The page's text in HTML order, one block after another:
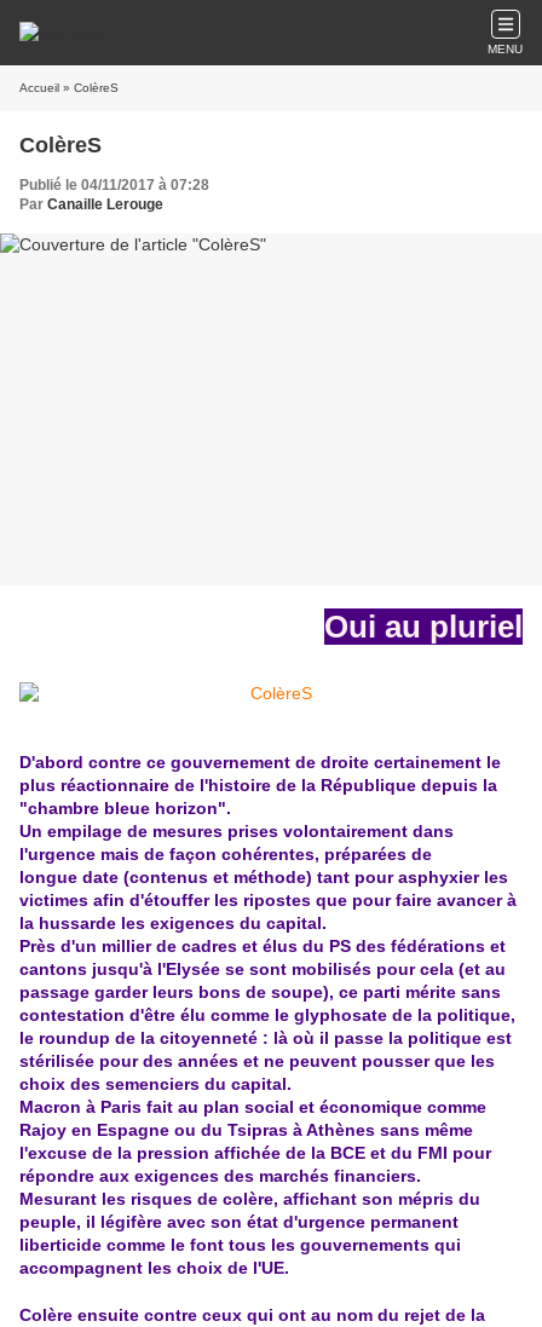
MENU
Accueil » ColèreS
ColèreS
Publié le 04/11/2017 à 07:28
Par Canaille Lerouge
Oui au pluriel
D'abord contre ce gouvernement de droite certainement le
plus réactionnaire de l'histoire de la République depuis la
"chambre bleue horizon".
Un empilage de mesures prises volontairement dans
l'urgence mais de façon cohérentes, préparées de
longue date (contenus et méthode) tant pour asphyxier les
victimes afin d'étouffer les ripostes que pour faire avancer à
la hussarde les exigences du capital.
Près d'un millier de cadres et élus du PS des fédérations et
cantons jusqu'à l'Elysée se sont mobilisés pour cela (et au
passage garder leurs bons de soupe), ce parti mérite sans
contestation d'être élu comme le glyphosate de la politique,
le roundup de la citoyenneté : là où il passe la politique est
stérilisée pour des années et ne peuvent pousser que les
choix des semenciers du capital.
Macron à Paris fait au plan social et économique comme
Rajoy en Espagne ou du Tsipras à Athènes sans même
l'excuse de la pression affichée de la BCE et du FMI pour
répondre aux exigences des marchés financiers.
Mesurant les risques de colère, affichant son mépris du
peuple, il légifère avec son état d'urgence permanent
liberticide comme le font tous les gouvernements qui
accompagnent les choix de l'UE.
Colère ensuite contre ceux qui ont au nom du rejet de la